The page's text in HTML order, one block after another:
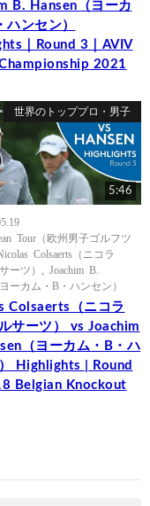
B. Hansen（ヨーカ
ハンセン）
｜Round 3｜AVIV
2021
世界のトッププロ・男子
5:46
Tour（欧州男子ゴルフツ
Colsaerts（ニコラ
ーツ）
Joachim B.
ーカム・B・ハンセン）
Colsaerts（ニコラ
サーツ） vs Joachim
（ヨーカム・B・ハ
Highlights | Round
Belgian Knockout